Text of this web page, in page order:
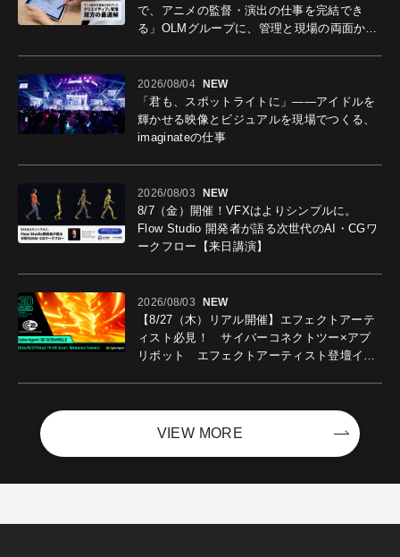
で、アニメの監督・演出の仕事を完結でき
る」OLMグループに、管理と現場の両面から
2026/08/04 NEW
「君も、スポットライトに」――アイドルを
輝かせる映像とビジュアルを現場でつくる、
imaginateの仕事
2026/08/03 NEW
8/7（金）開催！VFXはよりシンプルに。
Flow Studio 開発者が語る次世代のAI・CGワ
ークフロー【来日講演】
2026/08/03 NEW
【8/27（木）リアル開催】エフェクトアーテ
ィスト必見！ サイバーコネクトツー×アプ
リボット エフェクトアーティスト登壇イベ
VIEW MORE